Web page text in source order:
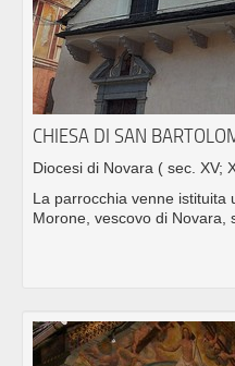
CHIESA DI SAN
Diocesi di Novara ( sec. XV;
La parrocchia venne istituita
Morone, vescovo di Novara,